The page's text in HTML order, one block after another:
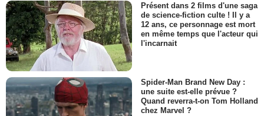
Présent dans 2 films d'une saga
de science-fiction culte ! Il y a
12 ans, ce personnage est mort
en même temps que l'acteur qui
l'incarnait
Spider-Man Brand New Day :
une suite est-elle prévue ?
Quand reverra-t-on Tom Holland
chez Marvel ?